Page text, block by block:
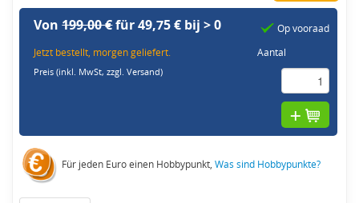
Von199,00 €für 49,75 € bij > 0
Jetzt bestellt, morgen geliefert.
Preis (inkl. MwSt,zzgl. Versand)
Op vooraad
Aantal
Für jeden Euro einen Hobbypunkt,Was sind Hobbypunkte?